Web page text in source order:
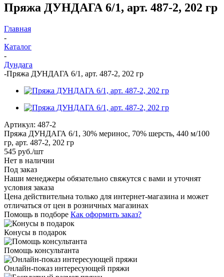
Пряжа ДУНДАГА 6/1, арт. 487-2, 202 гр
Главная
-
Каталог
-
Дундага
-Пряжа ДУНДАГА 6/1, арт. 487-2, 202 гр
Артикул: 487-2
Пряжа ДУНДАГА 6/1, 30% меринос, 70% шерсть, 440 м/100
гр, арт. 487-2, 202 гр
545 руб./шт
Нет в наличии
Под заказ
Наши менеджеры обязательно свяжутся с вами и уточнят
условия заказа
Цена действительна только для интернет-магазина и может
отличаться от цен в розничных магазинах
Помощь в подборе Как оформить заказ?
Конусы в подарок
Помощь консультанта
Онлайн-показ интересующей пряжи